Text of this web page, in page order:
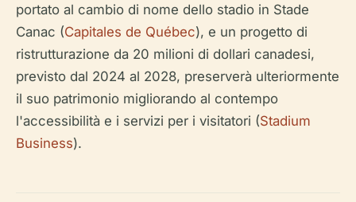
portato al cambio di nome dello stadio in Stade
Canac (Capitales de Québec), e un progetto di
ristrutturazione da 20 milioni di dollari canadesi,
previsto dal 2024 al 2028, preserverà ulteriormente
il suo patrimonio migliorando al contempo
l'accessibilità e i servizi per i visitatori (Stadium
Business).